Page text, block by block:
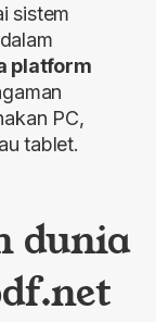
sistem
platform
PC,
tablet.
dunia